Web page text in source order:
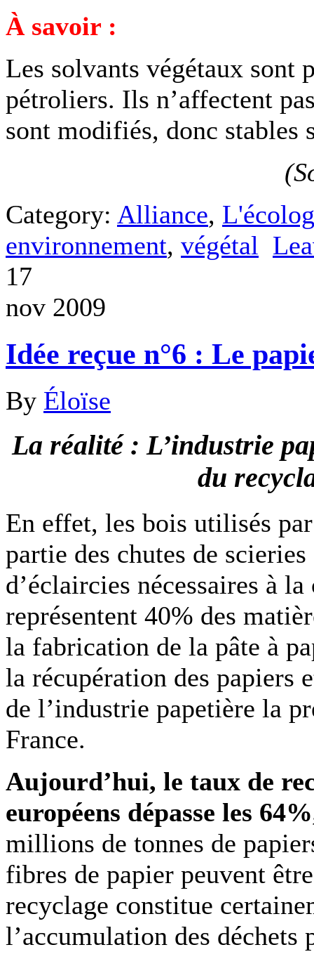
À savoir :
Les solvants végétaux sont
pétroliers. Ils n’affectent
sont modifiés, donc stables
Category: Alliance,
environnement, végétal
17
nov 2009
Idée reçue n°6 : Le
By Éloïse
La réalité : L’industrie
du
En effet, les bois utilisés
partie des chutes de
d’éclaircies nécessaires à
représentent 40% des
la fabrication de la pâte à
la récupération des papiers
de l’industrie papetière la
France.
Aujourd’hui, le taux de
européens dépasse les
millions de tonnes de
fibres de papier peuvent
recyclage constitue
l’accumulation des déchets